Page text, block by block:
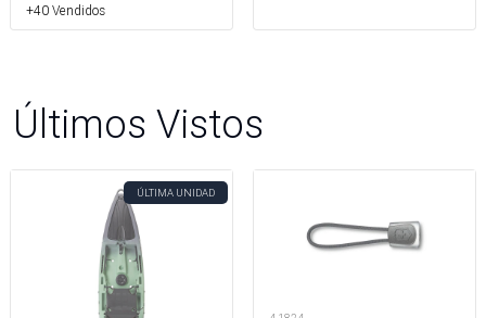
+40 Vendidos
Últimos Vistos
ÚLTIMA UNIDAD